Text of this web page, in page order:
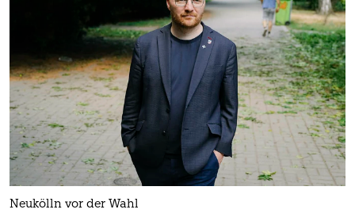
Neukölln vor der Wahl